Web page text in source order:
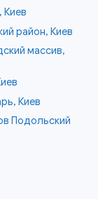
Киев
район, Киев
массив,
Киев
Подольский